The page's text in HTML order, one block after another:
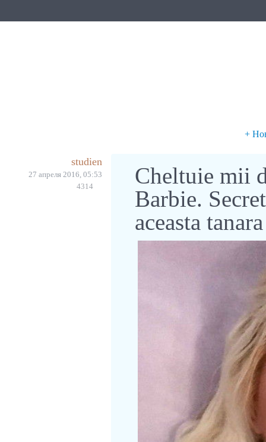
+
studien
27 апреля 2016, 05:53
4314
Cheltuie mii
Barbie.
aceasta tanara